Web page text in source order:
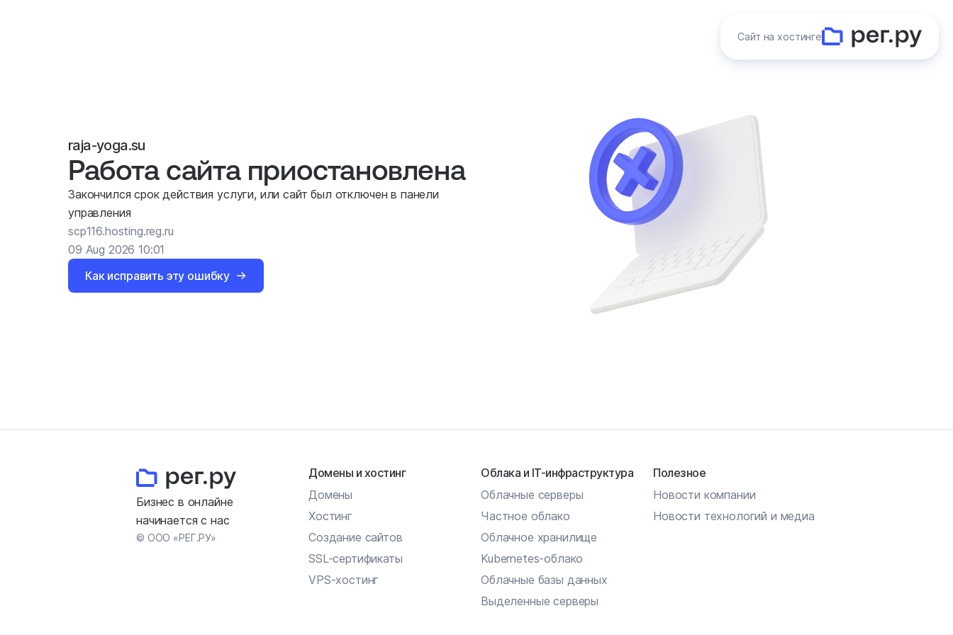
Сайт на хостинге
raja-yoga.su
Работа сайта приостановлена
Закончился срок действия услуги, или сайт был отключен в панели
управления
scp116.hosting.reg.ru
09 Aug 2026 10:01
Как исправить эту ошибку
Бизнес в онлайне
начинается с нас
© ООО «РЕГ.РУ»
Домены и хостинг
Домены
Хостинг
Создание сайтов
SSL-сертификаты
VPS-хостинг
Облака и IT-инфраструктура
Облачные серверы
Частное облако
Облачное хранилище
Kubernetes-облако
Облачные базы данных
Выделенные серверы
Полезное
Новости компании
Новости технологий и медиа